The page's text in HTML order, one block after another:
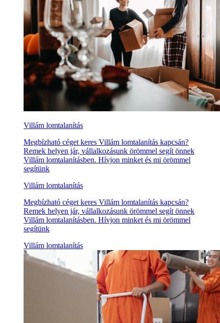
Villám lomtalanítás
Megbízható céget keres Villám lomtalanítás kapcsán?
Remek helyen jár, vállalkozásunk örömmel segít önnek
Villám lomtalanításben. Hívjon minket és mi örömmel
segítünk
Villám lomtalanítás
Megbízható céget keres Villám lomtalanítás kapcsán?
Remek helyen jár, vállalkozásunk örömmel segít önnek
Villám lomtalanításben. Hívjon minket és mi örömmel
segítünk
Villám lomtalanítás